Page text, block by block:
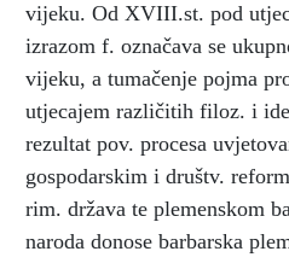
vijeku. Od XVIII.st. pod
izrazom f. označava se
vijeku, a tumačenje pojma
utjecajem različitih filoz. i
rezultat pov. procesa
gospodarskim i društv.
rim. država te plemenskom
naroda donose barbarska